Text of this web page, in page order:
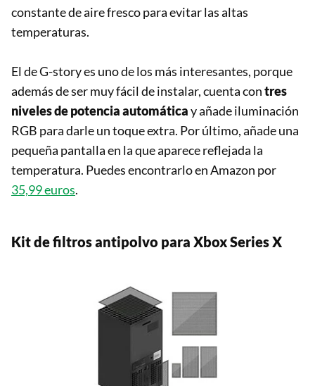
constante de aire fresco para evitar las altas
temperaturas.
El de G-story es uno de los más interesantes, porque
además de ser muy fácil de instalar, cuenta contres
niveles de potencia automáticay añade iluminación
RGB para darle un toque extra. Por último, añade una
pequeña pantalla en la que aparece reflejada la
temperatura. Puedes encontrarlo en Amazon por
35,99 euros.
Kit de filtros antipolvo para Xbox Series X